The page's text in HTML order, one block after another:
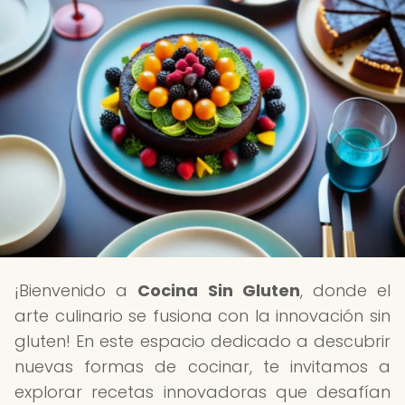
¡Bienvenido a Cocina Sin Gluten, donde el
arte culinario se fusiona con la innovación sin
gluten! En este espacio dedicado a descubrir
nuevas formas de cocinar, te invitamos a
explorar recetas innovadoras que desafían